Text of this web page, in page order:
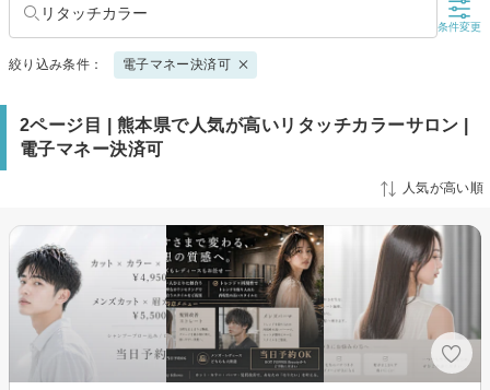
リタッチカラー
条件変更
絞り込み条件： 電子マネー決済可
2ページ目 | 熊本県で人気が高いリタッチカラーサロン |
電子マネー決済可
人気が高い順